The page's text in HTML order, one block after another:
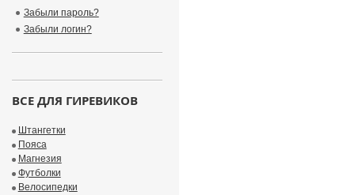
Забыли пароль?
Забыли логин?
ВСЕ ДЛЯ ГИРЕВИКОВ
Штангетки
Пояса
Магнезия
Футболки
Велосипедки